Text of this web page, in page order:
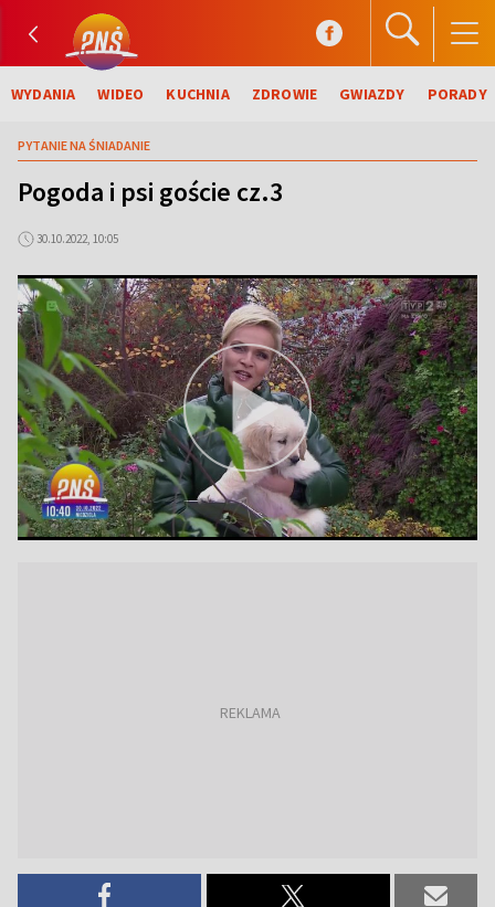
WYDANIA WIDEO KUCHNIA ZDROWIE GWIAZDY PORADY
PYTANIE NA ŚNIADANIE
Pogoda i psi goście cz.3
30.10.2022, 10:05